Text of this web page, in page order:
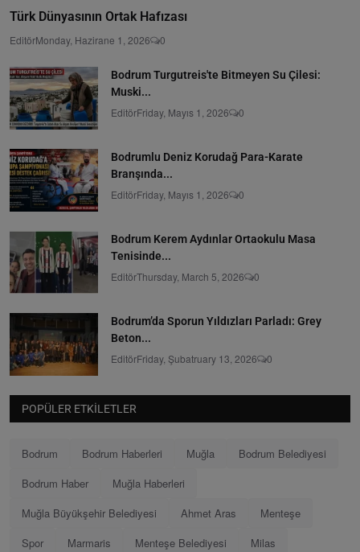
Türk Dünyasının Ortak Hafızası
EditörMonday, Hazirane 1, 2026 0
Bodrum Turgutreis'te Bitmeyen Su Çilesi:
Muski...
EditörFriday, Mayıs 1, 2026 0
Bodrumlu Deniz Korudağ Para-Karate
Branşında...
EditörFriday, Mayıs 1, 2026 0
Bodrum Kerem Aydınlar Ortaokulu Masa
Tenisinde...
EditörThursday, March 5, 2026 0
Bodrum’da Sporun Yıldızları Parladı: Grey
Beton...
EditörFriday, Şubatruary 13, 2026 0
POPÜLER ETKILETLER
Bodrum Bodrum Haberleri Muğla
Bodrum Belediyesi
Bodrum Haber
Muğla Haberleri
Muğla Büyükşehir Belediyesi
Ahmet Aras
Menteşe
Spor
Marmaris Menteşe Belediyesi
Milas